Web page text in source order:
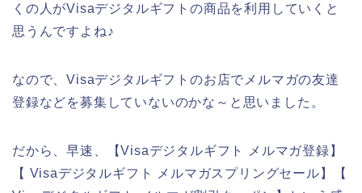
くの人がVisaデジタルギフトの商品を利用していくと
思うんですよね♪
なので、Visaデジタルギフトのお店でメルマガの友達
登録などを募集していないのかな～と思いました。
だから、早速、【Visaデジタルギフト メルマガ登録】
【 Visaデジタルギフト メルマガスプリングセール】【